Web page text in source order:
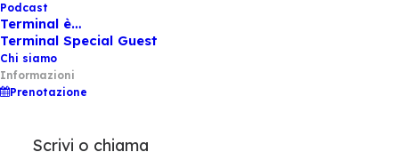
Podcast
Terminal è…
Terminal Special Guest
Chi siamo
Informazioni
Prenotazione
Scrivi o chiama